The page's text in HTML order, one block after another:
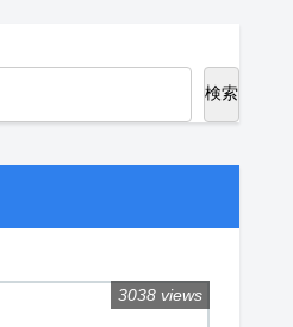
検索
3038 views